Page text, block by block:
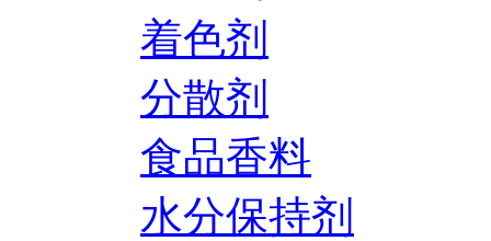
着色剂
分散剂
食品香料
水分保持剂